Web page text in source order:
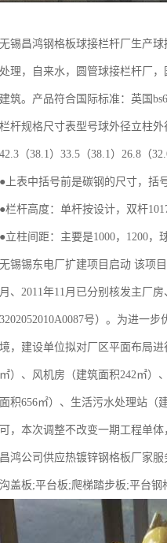
无锡昌鸿钢格板球接栏杆厂生产
处理，自来水，圆管球接栏杆厂
建筑。产品符合国际标准：英国
栏杆规格尺寸表型号球外径立柱外
42.3（38.1）33.5（38.1）26.8（
●上表中括号前是碳钢的尺寸，括
●栏杆高度：单杆按设计，双杆
●立柱间距：主要是1000，1200，
无锡锡东电厂扩建项目启动 该项
月、2011年11月已分别核发主厂
3202052010A0087号）。为进一
境，建设单位拟对厂区平面布局
㎡）、风机房（建筑面积242㎡）
面积656㎡）、生活污水处理站（
可，本次调整不改变一期工程单体
昌鸿公司供应热镀锌钢格板厂家
沟盖板;平台板;爬梯踏步板;平台